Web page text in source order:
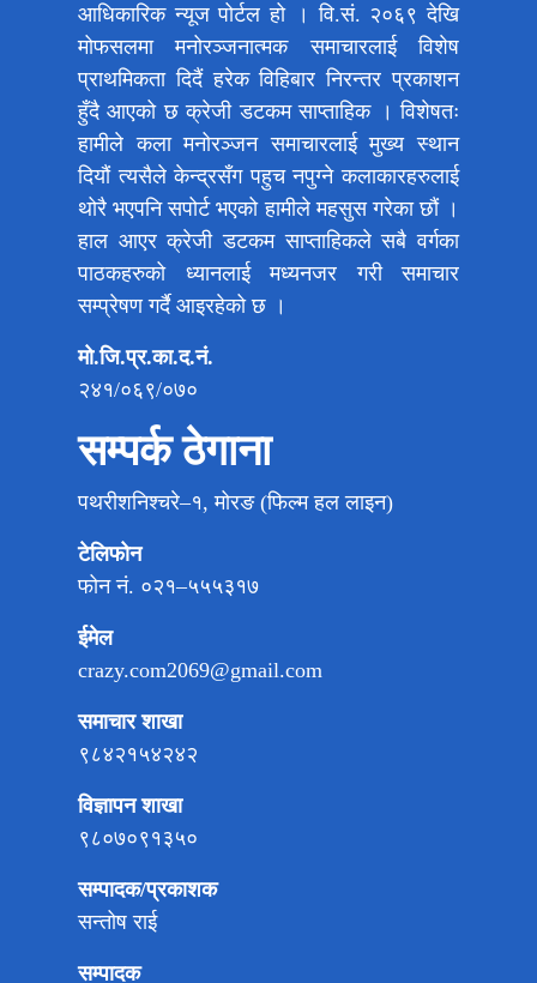
आधिकारिक न्यूज पोर्टल हो । वि.सं. २०६९ देखि
मोफसलमा मनोरञ्जनात्मक समाचारलाई विशेष
प्राथमिकता दिदैं हरेक विहिबार निरन्तर प्रकाशन
हुँदै आएको छ क्रेजी डटकम साप्ताहिक । विशेषतः
हामीले कला मनोरञ्जन समाचारलाई मुख्य स्थान
दियौं त्यसैले केन्द्रसँग पहुच नपुग्ने कलाकारहरुलाई
थोरै भएपनि सपोर्ट भएको हामीले महसुस गरेका छौं ।
हाल आएर क्रेजी डटकम साप्ताहिकले सबै वर्गका
पाठकहरुको ध्यानलाई मध्यनजर गरी समाचार
सम्प्रेषण गर्दै आइरहेको छ ।
मो.जि.प्र.का.द.नं.
२४१/०६९/०७०
सम्पर्क ठेगाना
पथरीशनिश्चरे–१, मोरङ (फिल्म हल लाइन)
टेलिफोन
फोन नं. ०२१–५५५३१७
ईमेल
crazy.com2069@gmail.com
समाचार शाखा
९८४२१५४२४२
विज्ञापन शाखा
९८०७०९१३५०
सम्पादक/प्रकाशक
सन्तोष राई
सम्पादक